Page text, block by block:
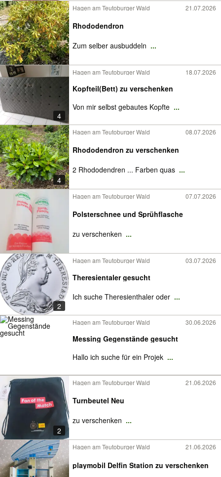
Hagen am Teutoburger Wald 21.07.2026
Rhododendron
Zum selber ausbuddeln ...
4
Hagen am Teutoburger Wald 18.07.2026
Kopfteil(Bett) zu verschenken
Von mir selbst gebautes Kopfte ...
4
Hagen am Teutoburger Wald 08.07.2026
Rhododendron zu verschenken
2 Rhododendren ... Farben quas ...
Hagen am Teutoburger Wald 07.07.2026
Polsterschnee und Sprühflasche
zu verschenken ...
2
Hagen am Teutoburger Wald 03.07.2026
Theresientaler gesucht
Ich suche Theresienthaler oder ...
Hagen am Teutoburger Wald 30.06.2026
Messing Gegenstände gesucht
Hallo ich suche für ein Projek ...
2
Hagen am Teutoburger Wald 21.06.2026
Turnbeutel Neu
zu verschenken ...
Hagen am Teutoburger Wald 21.06.2026
playmobil Delfin Station zu verschenken